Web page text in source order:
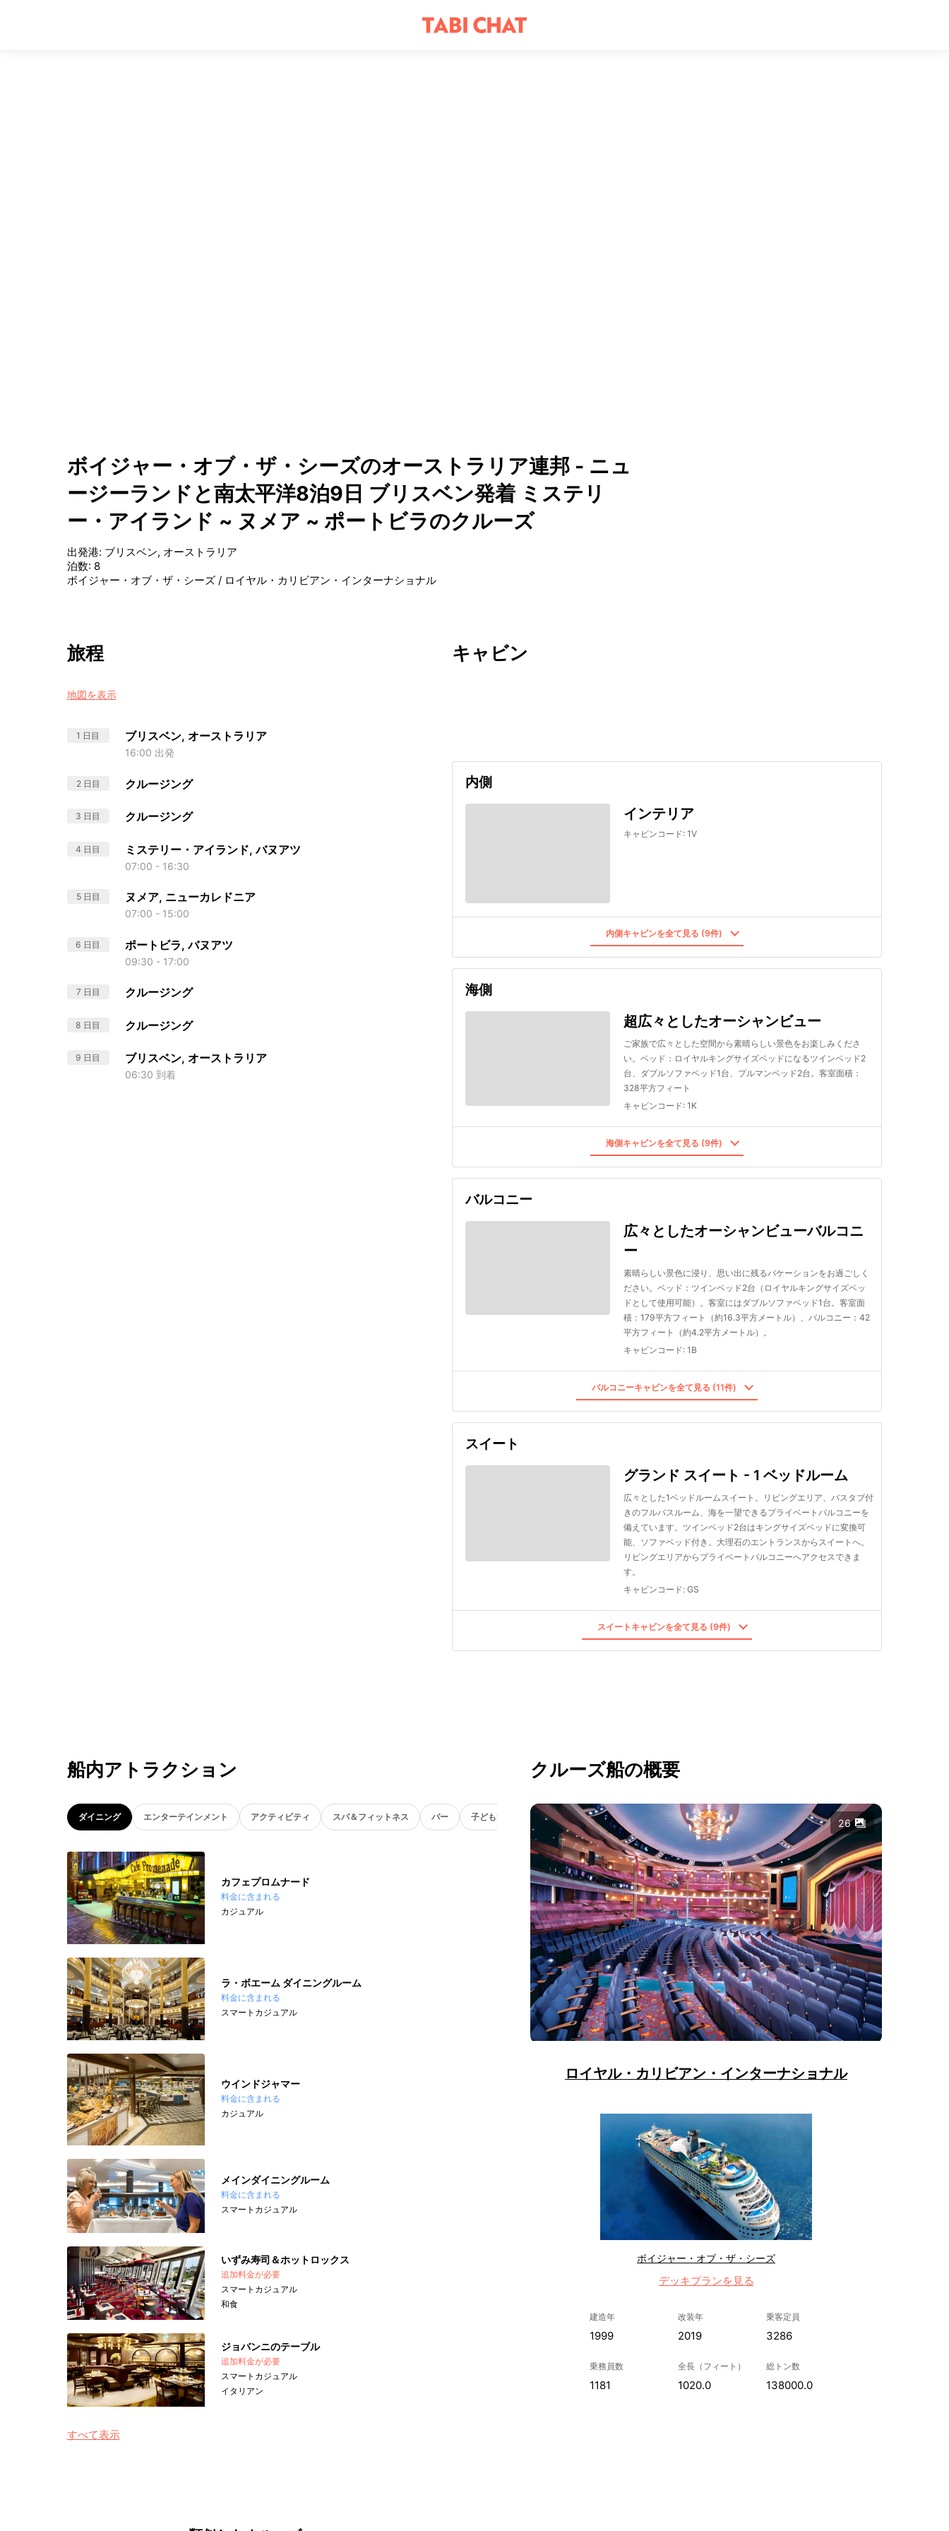
ボイジャー・オブ・ザ・シーズのオーストラリア連邦 - ニュ
ージーランドと南太平洋8泊9日 ブリスベン発着 ミステリ
ー・アイランド ~ ヌメア ~ ポートビラのクルーズ
出発港: ブリスベン, オーストラリア
泊数: 8
ボイジャー・オブ・ザ・シーズ/ ロイヤル・カリビアン・インターナショナル
旅程
地図を表示
1 日目 ブリスベン, オーストラリア
16:00 出発
2 日目 クルージング
3 日目 クルージング
4 日目 ミステリー・アイランド, バヌアツ
07:00 - 16:30
5 日目 ヌメア, ニューカレドニア
07:00 - 15:00
6 日目 ポートビラ, バヌアツ
09:30 - 17:00
7 日目 クルージング
8 日目 クルージング
9 日目 ブリスベン, オーストラリア
06:30 到着
キャビン
内側
インテリア
キャビンコード: 1V
内側キャビンを全て見る (9件)
海側
超広々としたオーシャンビュー
ご家族で広々とした空間から素晴らしい景色をお楽しみくださ
い。ベッド：ロイヤルキングサイズベッドになるツインベッド2
台、ダブルソファベッド1台、プルマンベッド2台。客室面積：
328平方フィート
キャビンコード: 1K
海側キャビンを全て見る (9件)
バルコニー
広々としたオーシャンビューバルコニ
ー
素晴らしい景色に浸り、思い出に残るバケーションをお過ごしく
ださい。ベッド：ツインベッド2台（ロイヤルキングサイズベッ
ドとして使用可能）。客室にはダブルソファベッド1台。客室面
積：179平方フィート（約16.3平方メートル）、バルコニー：42
平方フィート（約4.2平方メートル）。
キャビンコード: 1B
バルコニーキャビンを全て見る (11件)
スイート
グランド スイート - 1 ベッドルーム
広々とした1ベッドルームスイート。リビングエリア、バスタブ付
きのフルバスルーム、海を一望できるプライベートバルコニーを
備えています。ツインベッド2台はキングサイズベッドに変換可
能、ソファベッド付き。大理石のエントランスからスイートへ。
リビングエリアからプライベートバルコニーへアクセスできま
す。
キャビンコード: GS
スイートキャビンを全て見る (9件)
船内アトラクション
ダイニング エンターテインメント アクティビティ スパ＆フィットネス バー 子ども向け
カフェプロムナード
料金に含まれる
カジュアル
ラ・ボエーム ダイニングルーム
料金に含まれる
スマートカジュアル
ウインドジャマー
料金に含まれる
カジュアル
メインダイニングルーム
料金に含まれる
スマートカジュアル
いずみ寿司＆ホットロックス
追加料金が必要
スマートカジュアル
和食
ジョバンニのテーブル
追加料金が必要
スマートカジュアル
イタリアン
すべて表示
クルーズ船の概要
26
ロイヤル・カリビアン・インターナショナル
ボイジャー・オブ・ザ・シーズ
デッキプランを見る
建造年
1999
改装年
2019
乗客定員
3286
乗務員数
1181
全長（フィート）
1020.0
総トン数
138000.0